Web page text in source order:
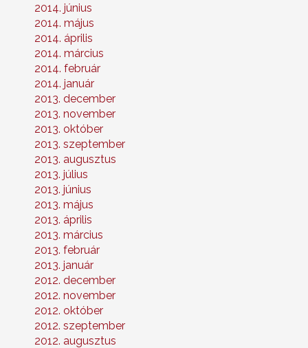
2014. június
2014. május
2014. április
2014. március
2014. február
2014. január
2013. december
2013. november
2013. október
2013. szeptember
2013. augusztus
2013. július
2013. június
2013. május
2013. április
2013. március
2013. február
2013. január
2012. december
2012. november
2012. október
2012. szeptember
2012. augusztus